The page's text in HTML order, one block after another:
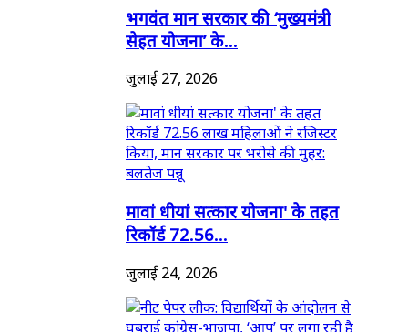
भगवंत मान सरकार की ‘मुख्यमंत्री
सेहत योजना’ के...
जुलाई 27, 2026
मावां धीयां सत्कार योजना' के तहत
रिकॉर्ड 72.56...
जुलाई 24, 2026